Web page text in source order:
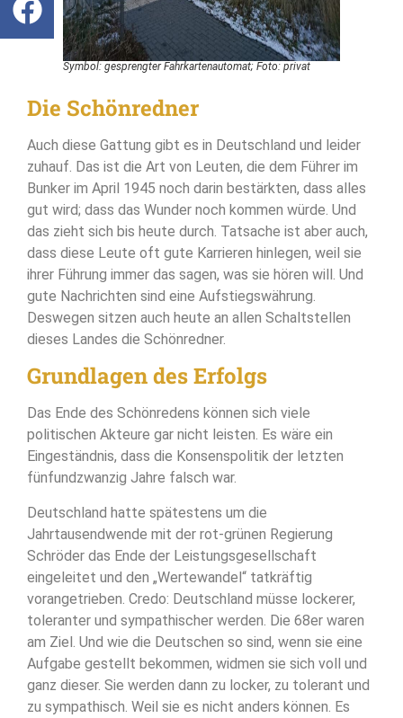
Symbol: gesprengter Fahrkartenautomat; Foto: privat
Die Schönredner
Auch diese Gattung gibt es in Deutschland und leider
zuhauf. Das ist die Art von Leuten, die dem Führer im
Bunker im April 1945 noch darin bestärkten, dass alles
gut wird; dass das Wunder noch kommen würde. Und
das zieht sich bis heute durch. Tatsache ist aber auch,
dass diese Leute oft gute Karrieren hinlegen, weil sie
ihrer Führung immer das sagen, was sie hören will. Und
gute Nachrichten sind eine Aufstiegswährung.
Deswegen sitzen auch heute an allen Schaltstellen
dieses Landes die Schönredner.
Grundlagen des Erfolgs
Das Ende des Schönredens können sich viele
politischen Akteure gar nicht leisten. Es wäre ein
Eingeständnis, dass die Konsenspolitik der letzten
fünfundzwanzig Jahre falsch war.
Deutschland hatte spätestens um die
Jahrtausendwende mit der rot-grünen Regierung
Schröder das Ende der Leistungsgesellschaft
eingeleitet und den „Wertewandel“ tatkräftig
vorangetrieben. Credo: Deutschland müsse lockerer,
toleranter und sympathischer werden. Die 68er waren
am Ziel. Und wie die Deutschen so sind, wenn sie eine
Aufgabe gestellt bekommen, widmen sie sich voll und
ganz dieser. Sie werden dann zu locker, zu tolerant und
zu sympathisch. Weil sie es nicht anders können. Es